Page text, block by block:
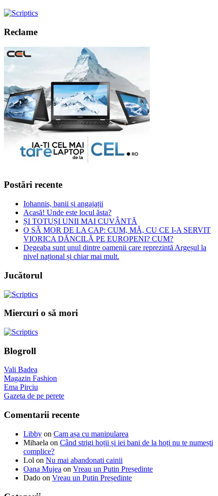
Reclame
Postări recente
Iohannis, banii și angajații
Acasă! Unde este locul ăsta?
ȘI TOTUȘI UNII MAI CUVÂNTĂ
O SĂ MOR DE LA CAP: CUM, MĂ, CU CE I-A SERVIT
VIORICA DĂNCILĂ PE EUROPENI? CUM?
Degeaba sunt unul dintre oamenii care reprezintă Argeșul la
nivel național și chiar mai mult.
Jucătorul
Miercuri o să mori
Blogroll
Vali Badea
Magazin Fashion
Ema Pirciu
Gazeta de pe perete
Comentarii recente
Libby on Cam așa cu manipularea
Mihaela on Când strigi hoții și iei bani de la hoți nu te numești
complice?
Lol on Nu mai abandonati cainii
Oana Mujea on Vreau un Putin Președinte
Dado on Vreau un Putin Președinte